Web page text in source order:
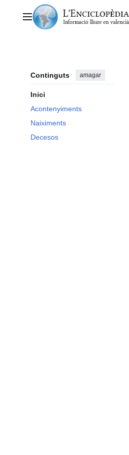
contingutMenú principal
Continguts amagar
Inici
Acontenyiments
Naiximents
Decesos